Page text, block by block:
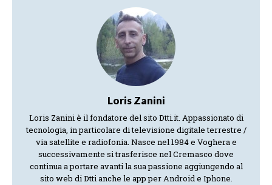
Loris Zanini
Loris Zanini è il fondatore del sito Dtti.it. Appassionato di
tecnologia, in particolare di televisione digitale terrestre /
via satellite e radiofonia. Nasce nel 1984 e Voghera e
successivamente si trasferisce nel Cremasco dove
continua a portare avanti la sua passione aggiungendo al
sito web di Dtti anche le app per Android e Iphone.